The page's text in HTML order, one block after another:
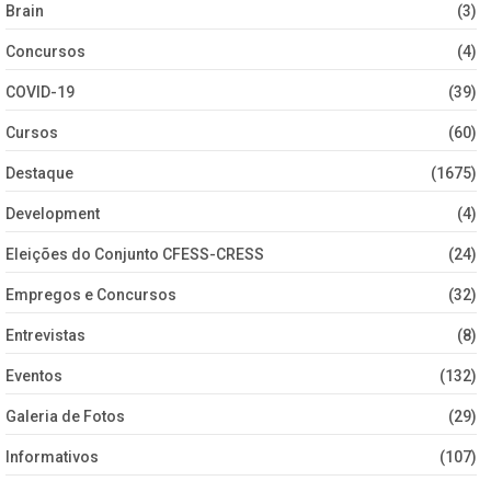
Brain (3)
Concursos (4)
COVID-19 (39)
Cursos (60)
Destaque (1675)
Development (4)
Eleições do Conjunto CFESS-CRESS (24)
Empregos e Concursos (32)
Entrevistas (8)
Eventos (132)
Galeria de Fotos (29)
Informativos (107)